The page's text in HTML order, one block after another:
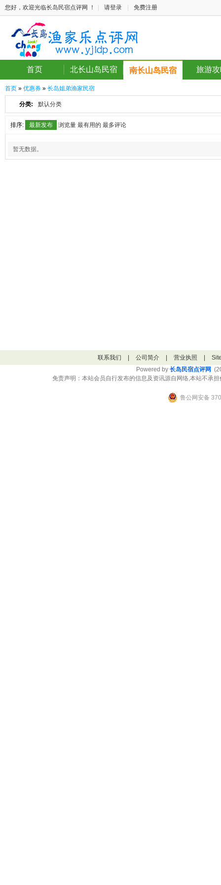
您好，欢迎光临长岛民宿点评网 ！ 请登录 免费注册
首页 北长山岛民宿 南长山岛民宿 旅游
首页 » 优惠券 » 长岛姐弟渔家民宿
分类: 默认分类
排序: 最新发布 浏览量 最有用的 最多评论
暂无数据。
联系我们 公司简介 营业执照
Powered by 长岛民宿点评网
免责声明：本站会员自行发布的信息及资讯源自网络,本站不承
鲁公网安备